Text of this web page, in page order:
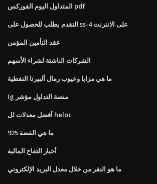
المتداول اليوم الفوركس pdf
التقدم بطلب للحصول على ss-4 على الانترنت
عقد التأمين المؤمن
الشركات الناشئة لشراء الأسهم
ما هي مزايا وعيوب رمال ألبيرتا النفطية
Ig منصة التداول مؤشر
أفضل معدلات لل heloc
ما هي الفضة 925
أخبار التفاح المالية
ما هو النقر من خلال معدل البريد الإلكتروني